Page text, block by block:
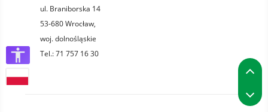
ul. Braniborska 14
53-680Wrocław,
woj.dolnośląskie
Tel.:71 757 16 30